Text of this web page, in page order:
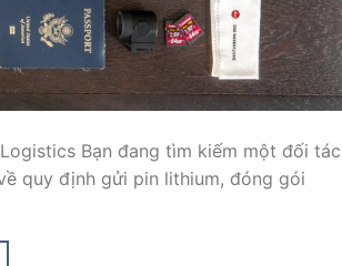
Bạn đang tìm kiếm một đối tác
quy định gửi pin lithium, đóng gói